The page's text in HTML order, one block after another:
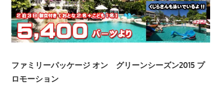
ラ
ン
情
報
プ
ー
ファミリーパッケージ オン グリーンシーズン2015 プ
ロモーション